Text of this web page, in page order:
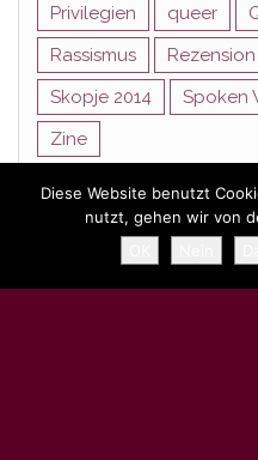
Privilegien
queer
Rassismus
Rezension
Skopje 2014
Spoken
Zine
Stolz präsentiert von
Diese Website benutzt
nutzt, gehen wir von